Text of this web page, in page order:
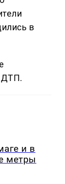
в
ДТП.
и в
метры